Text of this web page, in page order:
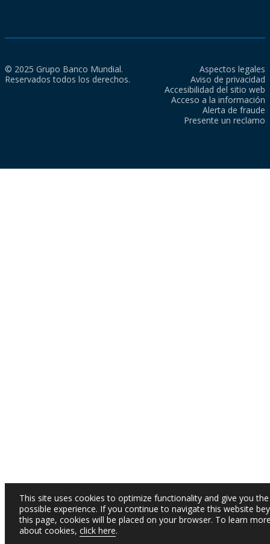
© 2025 Grupo Banco Mundial.
Reservados todos los derechos.
Aspectos legales
Aviso de privacidad
Accesibilidad del sitio web
Acceso a la información
Alerta de fraude
Presente un reclamo
This site uses cookies to optimize functionality and give you
possible experience. If you continue to navigate this website
this page, cookies will be placed on your browser. To learn
about cookies, click here.